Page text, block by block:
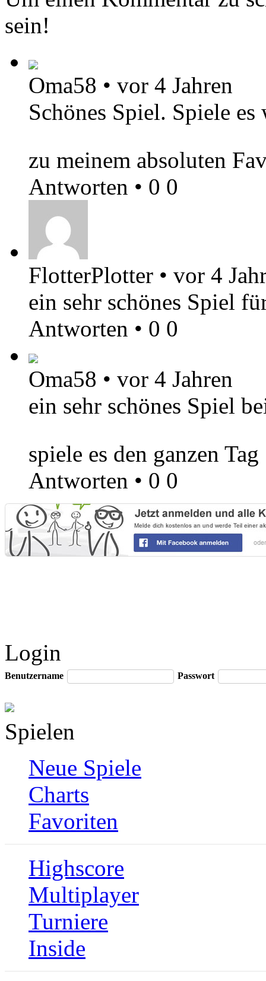
sein!
Oma58 • vor 4 Jahren
Schönes Spiel. Spiele
zu meinem absoluten
Antworten • 0 0
FlotterPlotter • vor 4
ein sehr schönes Spiel
Antworten • 0 0
Oma58 • vor 4 Jahren
ein sehr schönes Spiel
spiele es den ganzen Tag
Antworten • 0 0
Login
Benutzername Passwort
Spielen
Neue Spiele
Charts
Favoriten
Highscore
Multiplayer
Turniere
Inside